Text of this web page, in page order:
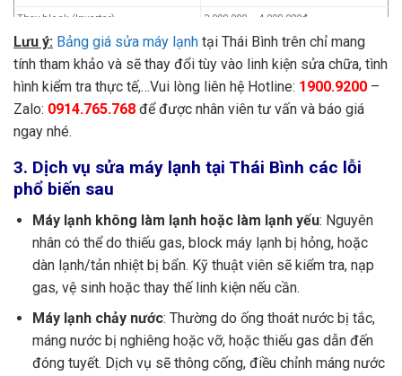
Thay block (Inverter) 2.000.000 – 4.000.000đ
Thay motor quạt dàn nóng/dàn lạnh
750.000 – 1.700.000đ
Thay motor quạt dàn nóng/dàn lạnh
(inverter)
1.000.000 – 2.200.000đ
Thay lồng sóc (mono) 700.000 – 1.000.000đ
Thay lồng sóc (inverter)
Vệ sinh máy lạnh 150.000 – 250.000đ
Châm gas bổ sung R22
Châm gas bổ sung R32, R410a 250.000 – 400.000đ
Bơm gas hoàn toàn (R22) 550.000 – 1.000.000đ
Bơm gas hoàn toàn (R32, R410a) 700.000 – 1.300.000đ
Lắp đặt máy lạnh 250.000 – 450.000đ
Lắp đặt máy lạnh 250.000 – 450.000đ
Tháo máy lạnh 150.000 – 250.000đ
Tháo lắp dàn lạnh/dàn nóng 250.000 – 450.000đ
Lưu ý: Bảng giá sửa máy lạnh tại Thái Bình trên chỉ mang
tính tham khảo và sẽ thay đổi tùy vào linh kiện sửa chữa, tình
hình kiểm tra thực tế,…Vui lòng liên hệ Hotline: 1900.9200 –
Zalo: 0914.765.768 để được nhân viên tư vấn và báo giá
ngay nhé.
3. Dịch vụ sửa máy lạnh tại Thái Bình các lỗi
phổ biến sau
Máy lạnh không làm lạnh hoặc làm lạnh yếu: Nguyên
nhân có thể do thiếu gas, block máy lạnh bị hỏng, hoặc
dàn lạnh/tản nhiệt bị bẩn. Kỹ thuật viên sẽ kiểm tra, nạp
gas, vệ sinh hoặc thay thế linh kiện nếu cần.
Máy lạnh chảy nước: Thường do ống thoát nước bị tắc,
máng nước bị nghiêng hoặc vỡ, hoặc thiếu gas dẫn đến
đóng tuyết. Dịch vụ sẽ thông cống, điều chỉnh máng nước